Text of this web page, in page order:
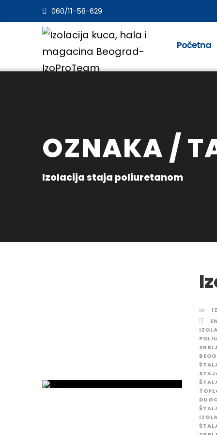
060/11-58-629
Početna
OZNAKA /
Izolacija staja poliuretanom